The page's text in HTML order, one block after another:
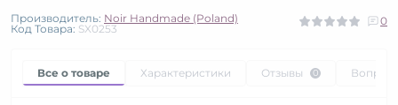
Производитель: Noir Handmade (Poland)
Код Товара: SX0253
0
Все о товаре Характеристики Отзывы 0